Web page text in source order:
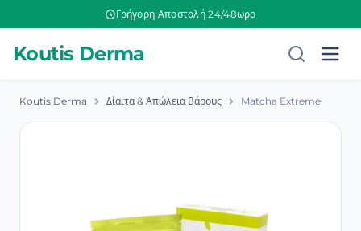
Γρήγορη Αποστολή 24/48ωρο
Koutis Derma
Koutis Derma Δίαιτα & Απώλεια Βάρους Matcha Extreme